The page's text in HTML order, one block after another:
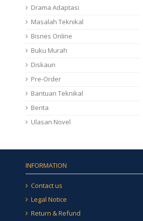
Drama Adaptasi
Masalah Teknikal
Bisnes Online
Buku Murah
Diskaun
Pre-Order
Bantuan Teknikal
Berita
Ulasan Novel
INFORMATION
Contact us
Legal Notice
Return & Refund